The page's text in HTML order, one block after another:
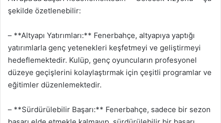
şekilde özetlenebilir:
– **Altyapı Yatırımları:** Fenerbahçe, altyapıya yaptığı
yatırımlarla genç yetenekleri keşfetmeyi ve geliştirmeyi
hedeflemektedir. Kulüp, genç oyuncuların profesyonel
düzeye geçişlerini kolaylaştırmak için çeşitli programlar ve
eğitimler düzenlemektedir.
– **Sürdürülebilir Başarı:** Fenerbahçe, sadece bir sezon